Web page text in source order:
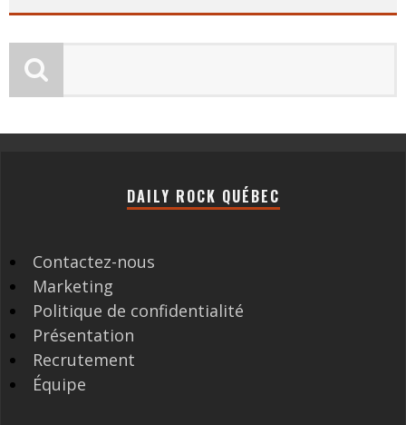
DAILY ROCK QUÉBEC
Contactez-nous
Marketing
Politique de confidentialité
Présentation
Recrutement
Équipe